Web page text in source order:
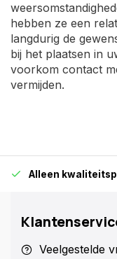
hebben ze een
langdurig de
bij het plaatsen in
voorkom contact
vermijden.
Alleen
Veelgestelde